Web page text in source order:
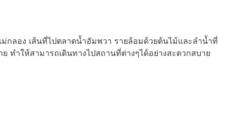
ลอง เส้นที่ไปตลาดน้ำอัมพวา รายล้อมด้วยต้นไม้และลำน้ำที่
ทำให้สามารถเดินทางไปสถานที่ต่างๆได้อย่างสะดวกสบาย